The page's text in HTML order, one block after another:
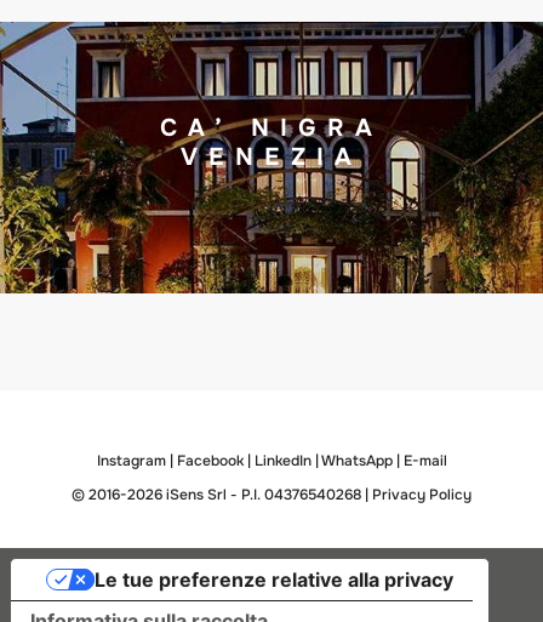
CA’ NIGRA
VENEZIA
Instagram| Facebook| LinkedIn|WhatsApp| E-mail
© 2016-2026 iSens Srl - P.I. 04376540268 | Privacy Policy
Le tue preferenze relative alla privacy